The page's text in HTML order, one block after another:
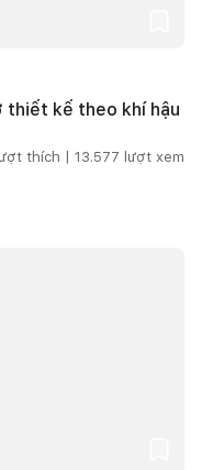
thiết kế theo khí hậu
thích | 13.577 lượt xem